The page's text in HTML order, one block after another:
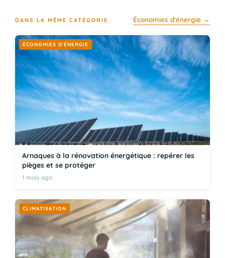
DANS LA MÊME CATÉGORIE Économies d'énergie →
ÉCONOMIES D'ÉNERGIE
Arnaques à la rénovation énergétique : repérer les
pièges et se protéger
1 mois ago
CLIMATISATION